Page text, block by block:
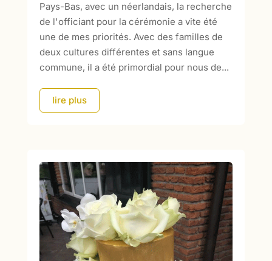
Pays-Bas, avec un néerlandais, la recherche
de l'officiant pour la cérémonie a vite été
une de mes priorités. Avec des familles de
deux cultures différentes et sans langue
commune, il a été primordial pour nous de...
lire plus